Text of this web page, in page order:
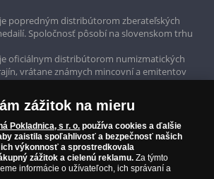
kvality
popredným distribútorom zberateľských
Spoločnosť pôsobí na slovenskom trhu
oficiálnym distribútorom numizmatických
vrátane známych mincovní a emitentov
mincovňa, Kráľovská kanadská mincovňa,
mincovňa, Fínska mincovňa alebo
Spoločnosť svojim zákazníkom a
že všetky produkty sú v originálnej a v
je doložené aj priloženým Certifikátom
zážitok na mieru
Pokladnica, s r. o. používa cookies a ďalšie
zaistila spoľahlivosť a bezpečnosť našich
výkonnosť a sprostredkovala
zážitok a cielenú reklamu. Za týmto
informácie o užívateľoch, ich správaní a